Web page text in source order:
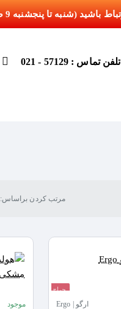
تلفن تماس : 57129 - 021
مرتب کردن براساس:
حراج
ارگو | Ergo موجود